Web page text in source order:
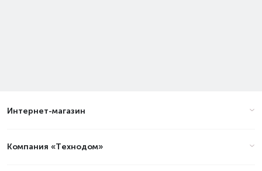
Интернет-магазин
Компания «Технодом»